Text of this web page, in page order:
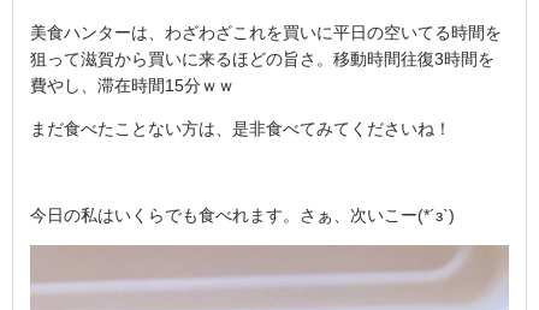
美食ハンターは、わざわざこれを買いに平日の空いてる時間を
狙って滋賀から買いに来るほどの旨さ。移動時間往復3時間を
費やし、滞在時間15分ｗｗ
まだ食べたことない方は、是非食べてみてくださいね！
今日の私はいくらでも食べれます。さぁ、次いこー(*´з`)